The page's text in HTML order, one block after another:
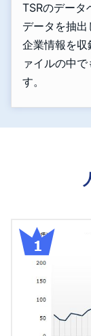
TSRのデータ
データを抽
企業情報を収
ァイルの中
す。